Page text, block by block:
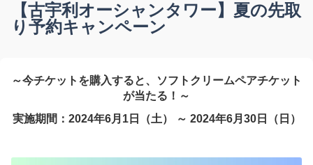
言語
English
한국어
简体中文
【古宇利オーシャンタワー】夏の先取
り予約キャンペーン
～今チケットを購入すると、ソフトクリームペアチケット
が当たる！～
実施期間：2024年6月1日（土） ～ 2024年6月30日（日）